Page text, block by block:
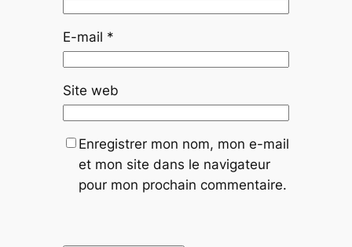
E-mail *
Site web
Enregistrer mon nom, mon e-mail
et mon site dans le navigateur
pour mon prochain commentaire.